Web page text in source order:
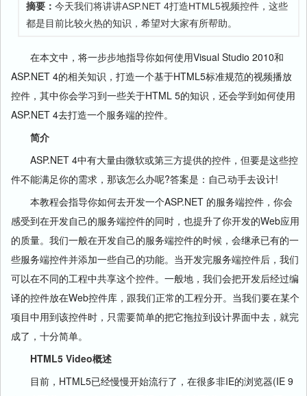
摘要： 今天我们将讲讲ASP.NET 4打造HTML5视频控件，这些
都是目前比较火热的知识，希望对大家有所帮助。
在本文中，将一步步地指导你如何使用Visual Studio 2010和
ASP.NET 4的相关知识，打造一个基于HTML5标准规范的视频播放
控件，其中你会学习到一些关于HTML 5的知识，还会学到如何使用
ASP.NET 4去打造一个服务端的控件。
简介
ASP.NET 4中有大量由微软或第三方提供的控件，但要是这些控
件不能满足你的需求，那该怎么办呢?答案是：自己动手去设计!
本教程会指导你如何去开发一个ASP.NET 的服务端控件，你会
感受到在开发自己的服务端控件的同时，也提升了你开发的Web应用
的质量。我们一般在开发自己的服务端控件的时候，会继承已有的一
些服务端控件并添加一些自己的功能。当开发完服务端控件后，我们
可以在不同的工程中共享这个控件。一般地，我们会把开发后经过编
译的控件放在Web控件库，跟我们正常的工程分开。当我们要在某个
项目中用到该控件时，只需要简单的把它拖拉到设计界面中去，就完
成了，十分简单。
HTML5 Video概述
目前，HTML5已经慢慢开始流行了，在很多非IE的浏览器(IE 9